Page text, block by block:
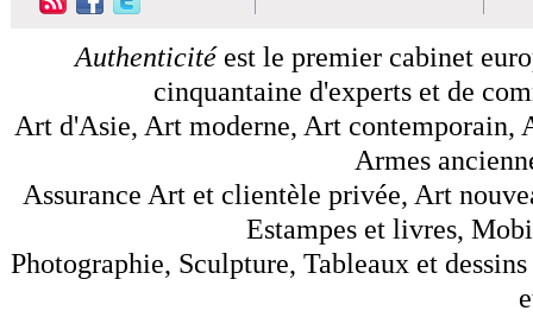
Authenticitéest le premier cabinet
cinquantaine d'experts et de
Art d'Asie, Art moderne, Art contemporain,
Armes
Assurance Art et clientèle privée, Art
Estampes et livres,
Photographie, Sculpture, Tableaux et